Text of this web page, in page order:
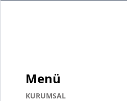
Menü
KURUMSAL